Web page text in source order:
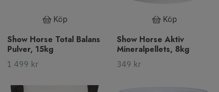
Köp
Show Horse Total Balans
Pulver, 15kg
1 499 kr
Köp
Show Horse Aktiv
Mineralpellets, 8kg
349 kr